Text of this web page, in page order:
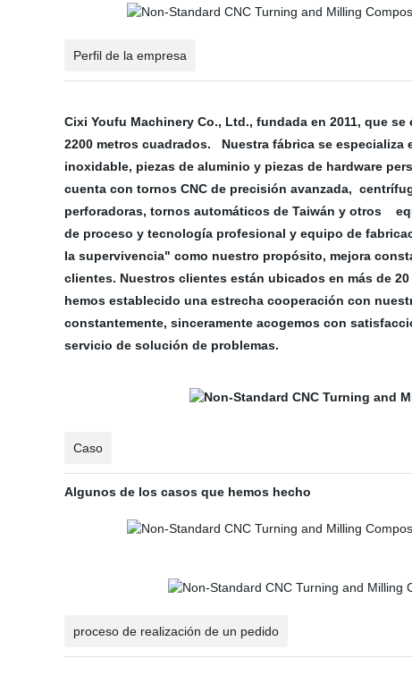
Perfil de la empresa
Cixi Youfu Machinery Co., Ltd., fundada en 2011, que
2200 metros cuadrados. Nuestra fábrica se especializa
inoxidable, piezas de aluminio y piezas de hardware
cuenta con tornos CNC de precisión avanzada,
perforadoras, tornos automáticos de Taiwán y otros
de proceso y tecnología profesional y equipo de
la supervivencia" como nuestro propósito, mejora
clientes. Nuestros clientes están ubicados en más de
hemos establecido una estrecha cooperación con
constantemente, sinceramente acogemos con
servicio de solución de problemas.
Caso
Algunos de los casos que hemos hecho
proceso de realización de un pedido